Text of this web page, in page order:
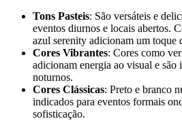
Tons Pasteis: São versáteis e
eventos diurnos e locais abertos.
azul serenity adicionam um toque
Cores Vibrantes: Cores como
adicionam energia ao visual e são
noturnos.
Cores Clássicas: Preto e branco
indicados para eventos formais
sofisticação.